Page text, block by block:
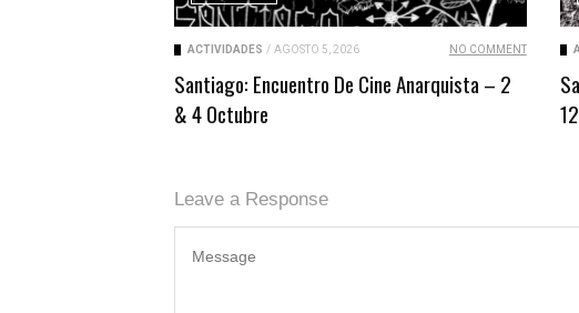
ACTIVIDADES / AGOSTO 5, 2026 NO COMMENT
Santiago: Encuentro De Cine Anarquista – 2
& 4 Octubre
Leave a Response